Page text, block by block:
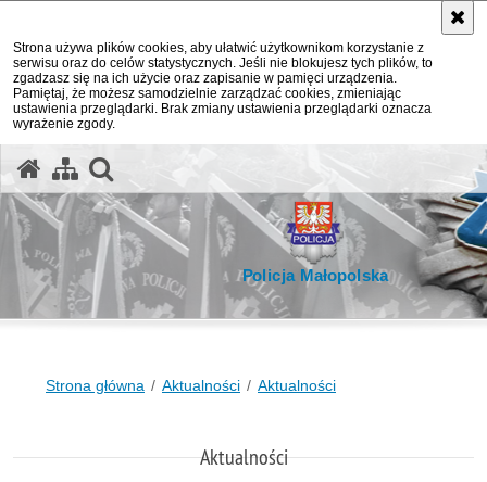
Strona używa plików cookies, aby ułatwić użytkownikom korzystanie z
serwisu oraz do celów statystycznych. Jeśli nie blokujesz tych plików, to
zgadzasz się na ich użycie oraz zapisanie w pamięci urządzenia.
Pamiętaj, że możesz samodzielnie zarządzać cookies, zmieniając
ustawienia przeglądarki. Brak zmiany ustawienia przeglądarki oznacza
wyrażenie zgody.
Policja Małopolska
Strona główna Aktualności Aktualności
Aktualności